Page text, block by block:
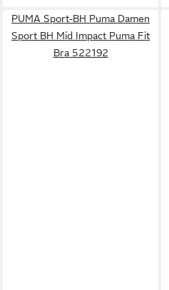
PUMA Sport-BH Puma Damen
Sport BH Mid Impact Puma Fit
Bra 522192